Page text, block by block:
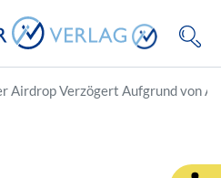
Airdrop Verzögert Aufgrund von